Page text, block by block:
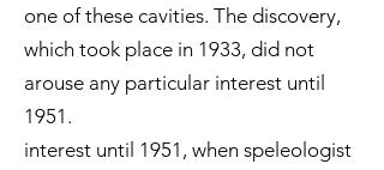
one of these cavities. The discovery,
which took place in 1933, did not
arouse any particular interest until
1951.
interest until 1951, when speleologist